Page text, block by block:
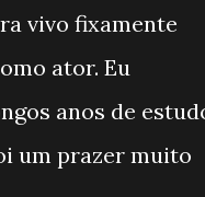
vivo fixamente
ator. Eu
anos de
um prazer muito